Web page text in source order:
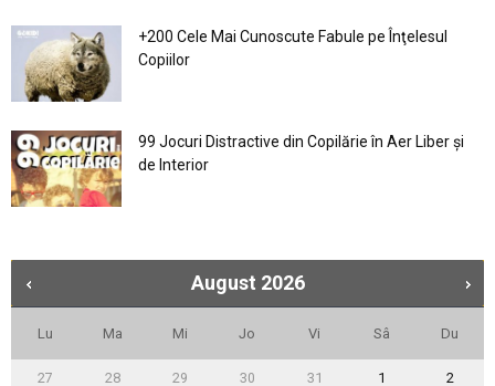
+200 Cele Mai Cunoscute Fabule pe Înţelesul
Copiilor
99 Jocuri Distractive din Copilărie în Aer Liber şi
de Interior
August 2026
Lu Ma Mi Jo Vi Sâ Du
27 28 29 30 31 1 2